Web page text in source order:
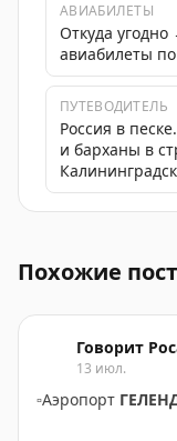
АВИАБИЛЕТЫ
Откуда
авиабилеты
ПУТЕВОДИТЕЛЬ
Россия в
и барханы в
Похожие
Говорит
13 июл.
▫️Аэропорт